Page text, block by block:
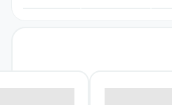
از عنوان‌ها میان عبارت